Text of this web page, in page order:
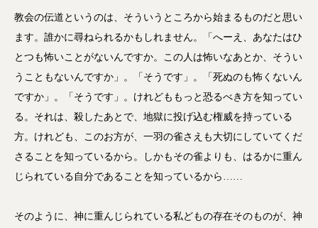
教会の伝道というのは、そういうところから始まるものだと思い
ます。誰かに尋ねられるかもしれません。「へーえ、あなたはひ
とつも怖いことがないんですか。この人は怖いなあとか、そうい
うこともないんですか」。「そうです」。「死ぬのも怖くないん
ですか」。「そうです」。けれどももっと恐るべき方を知ってい
る。それは、殺したあとで、地獄に投げ込む権威を持っている
方。けれども、このお方が、一羽の雀さえも大切にしていてくだ
さることを知っているから。しかもその雀よりも、はるかに重ん
じられている自分であることを知っているから……
そのように、神に重んじられている私どもの存在そのものが、神